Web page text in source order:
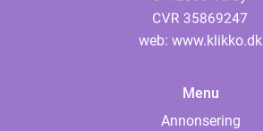
web: www.klikko.dk
Menu
Annonsering